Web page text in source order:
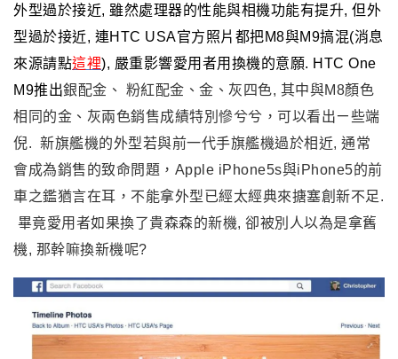
想要立馬換購最新旗艦機王的用戶, 通常不是想要炫技(高
性能), 就是要炫富.HTC One M9與前一代HTC One M8
外型過於接近, 雖然處理器的性能與相機功能有提升, 但外
型過於接近, 連HTC USA官方照片都把M8與M9搞混(消息
來源請點 這裡), 嚴重影響愛用者用換機的意願.HTC One
M9推出銀配金、粉紅配金、金、灰四色, 其中與M8顏色
相同的金、灰兩色銷售成績特別慘兮兮，可以看出ㄧ些端
倪. 新旗艦機的外型若與前一代手旗艦機過於相近, 通常
會成為銷售的致命問題，Apple iPhone5s與iPhone5的前
車之鑑猶言在耳，不能拿外型已經太經典來搪塞創新不足.
畢竟愛用者如果換了貴森森的新機, 卻被別人以為是拿舊